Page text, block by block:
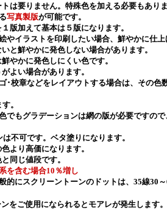
は要りません。特殊色を加える必要もありま
写真製版が可能です。
版加えて基本は５版になります。
やイラストを印刷したい場合、鮮やかに仕
と鮮やかに発色しない場合があります。
やかに発色しにくい色です。
よい場合があります。
･校章などをレイアウトする場合は、その色
。
でもグラデーションは網の版が必要ですの
不可です。ベタ塗りになります。
より高価になります。
同じ値段です。
を含む場合10％増し
的にスクリーントーンのドットは、35線30
をご使用になられるとモアレが発生します